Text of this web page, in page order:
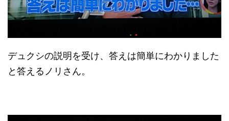
デュクシの説明を受け、答えは簡単にわかりました
と答えるノリさん。